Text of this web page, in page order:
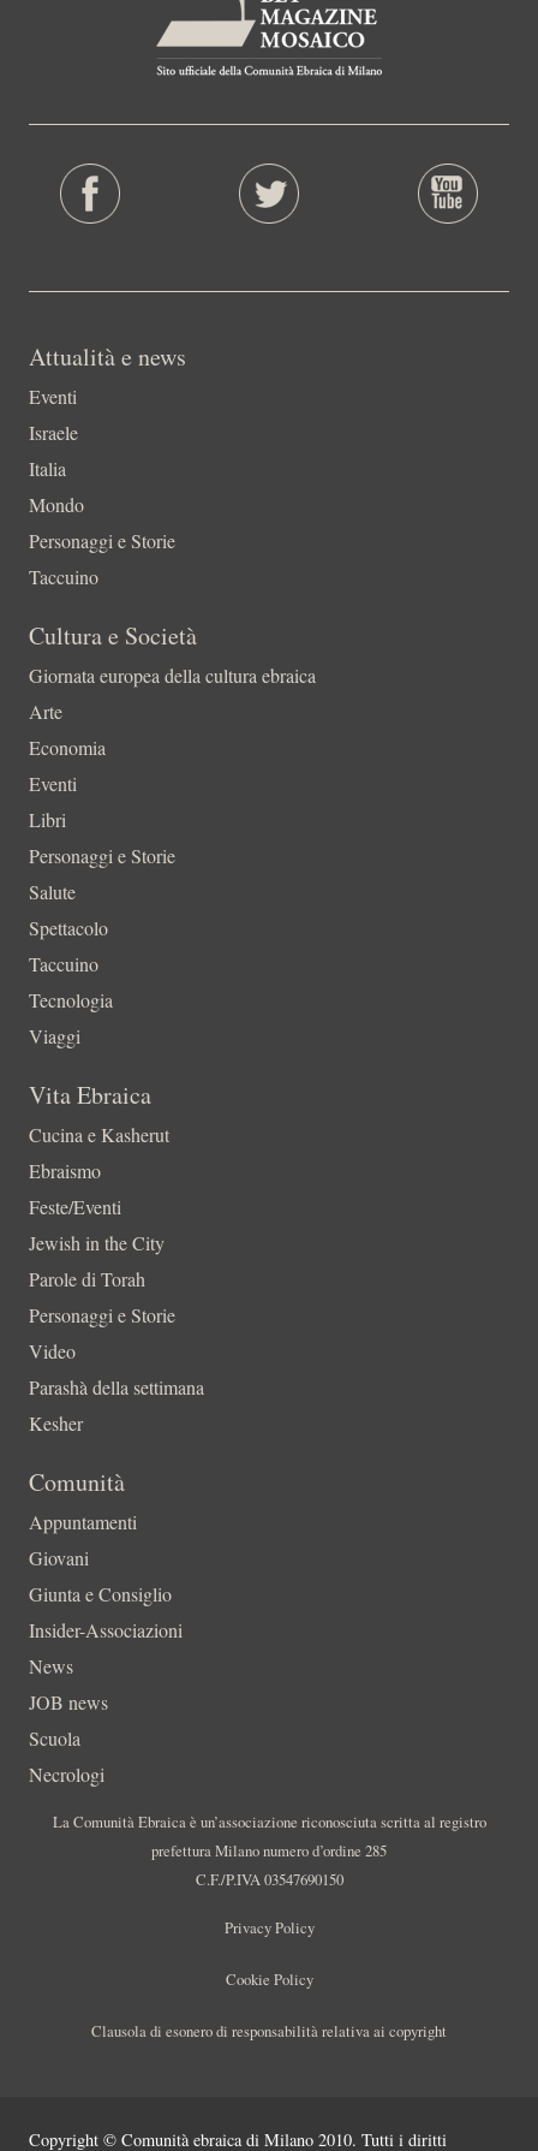
Attualità e news
Eventi
Israele
Italia
Mondo
Personaggi e Storie
Taccuino
Cultura e Società
Giornata europea della cultura ebraica
Arte
Economia
Eventi
Libri
Personaggi e Storie
Salute
Spettacolo
Taccuino
Tecnologia
Viaggi
Vita Ebraica
Cucina e Kasherut
Ebraismo
Feste/Eventi
Jewish in the City
Parole di Torah
Personaggi e Storie
Video
Parashà della settimana
Kesher
Comunità
Appuntamenti
Giovani
Giunta e Consiglio
Insider-Associazioni
News
JOB news
Scuola
Necrologi
La Comunità Ebraica è un’associazione riconosciuta scritta al registro
prefettura Milano numero d’ordine 285
C.F./P.IVA 03547690150
Privacy Policy
Cookie Policy
Clausola di esonero di responsabilità relativa ai copyright
Copyright © Comunità ebraica di Milano 2010. Tutti i diritti